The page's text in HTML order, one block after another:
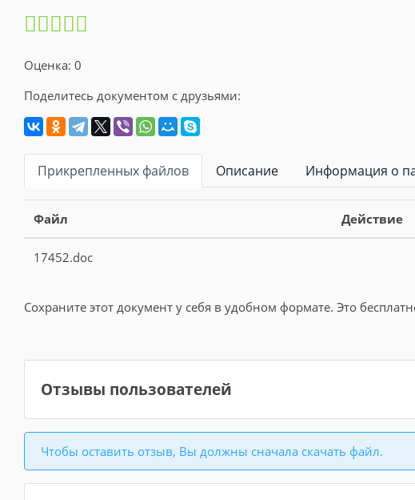
Оценка: 0
Поделитесь документом с друзьями:
Прикрепленных файлов Описание Информация о
Файл Действие
17452.doc
Сохраните этот документ у себя в удобном формате. Это
Отзывы пользователей
Чтобы оставить отзыв, Вы должны сначала скачать файл.